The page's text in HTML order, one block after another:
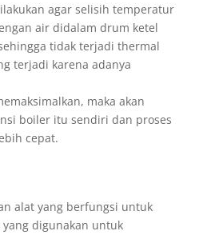
agar selisih temperatur
air didalam drum ketel
tidak terjadi thermal
terjadi karena adanya
maka akan
boiler itu sendiri dan proses
cepat.
alat yang berfungsi untuk
digunakan untuk